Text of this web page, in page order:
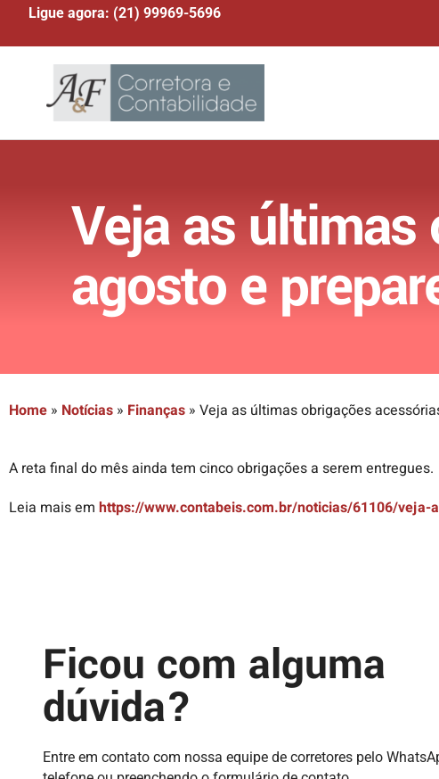
Ligue agora: (21) 99969-5696
Veja as últimas
agosto e
Home » Notícias » Finanças » Veja as últimas obrigações
A reta final do mês ainda tem cinco obrigações a serem entregues.
Leia mais em https://www.contabeis.com.br/noticias/61106/
Ficou com alguma
dúvida?
Entre em contato com nossa equipe de corretores pelo